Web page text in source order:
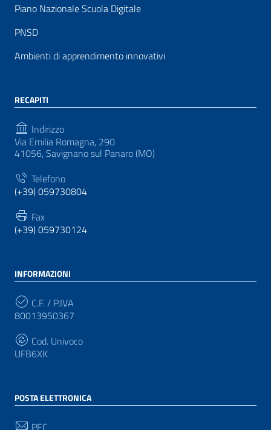
Piano Nazionale Scuola Digitale
PNSD
Ambienti di apprendimento innovativi
RECAPITI
Indirizzo
Via Emilia Romagna, 290
41056, Savignano sul Panaro (MO)
Telefono
(+39) 059730804
Fax
(+39) 059730124
INFORMAZIONI
C.F. / P.IVA
80013950367
Cod. Univoco
UFB6XK
POSTA ELETTRONICA
PEC